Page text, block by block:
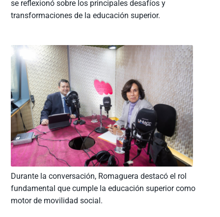
se reflexionó sobre los principales desafíos y
transformaciones de la educación superior.
Durante la conversación, Romaguera destacó el rol
fundamental que cumple la educación superior como
motor de movilidad social.